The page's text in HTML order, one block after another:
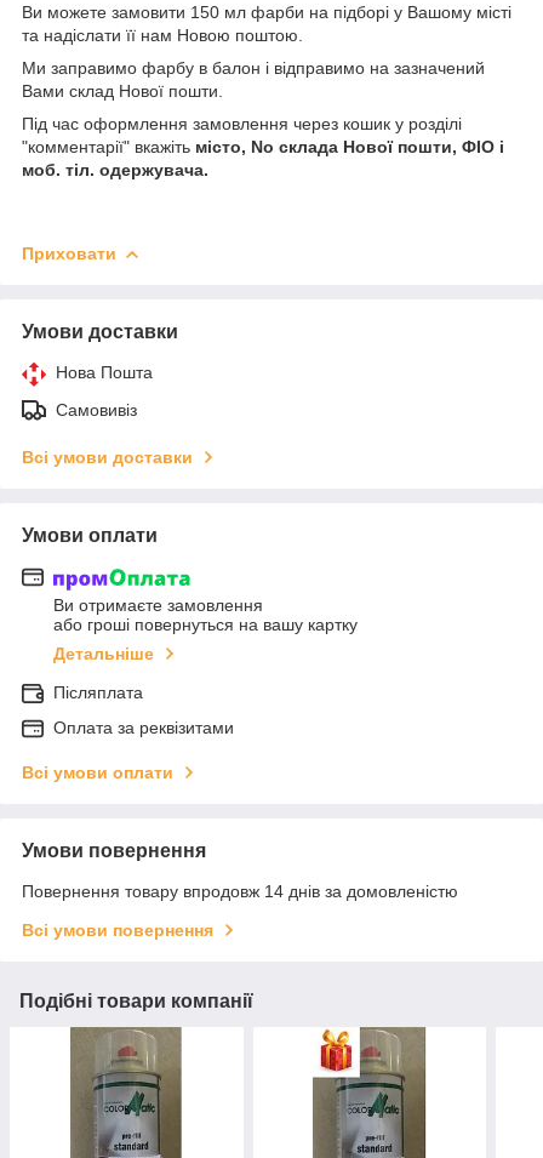
Ви можете замовити 150 мл фарби на підборі у Вашому місті
та надіслати її нам Новою поштою.
Ми заправимо фарбу в балон і відправимо на зазначений
Вами склад Нової пошти.
Під час оформлення замовлення через кошик у розділі
"комментарії" вкажіть місто, No склада Нової пошти, ФІО і
моб. тіл. одержувача.
Приховати
Умови доставки
Нова Пошта
Самовивіз
Всі умови доставки
Умови оплати
Ви отримаєте замовлення
або гроші повернуться на вашу картку
Детальніше
Післяплата
Оплата за реквізитами
Всі умови оплати
Умови повернення
Повернення товару впродовж 14 днів за домовленістю
Всі умови повернення
Подібні товари компанії